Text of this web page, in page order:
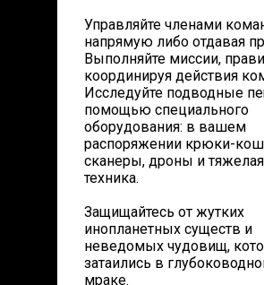
Управляйте членами
напрямую либо отдавая
Выполняйте миссии,
координируя действия
Исследуйте подводные
помощью специального
оборудования: в вашем
распоряжении крюки-
сканеры, дроны и тяжелая
техника.
Защищайтесь от жутких
инопланетных существ и
неведомых чудовищ,
затаились в
мраке.